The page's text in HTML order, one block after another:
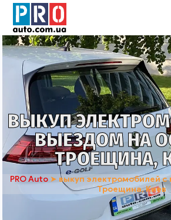
ВЫКУП
ВЫЕЗДОМ НА
ТРОЕЩИНА,
PRO Auto➤ выкуп электромобилей
Троещина, Киев